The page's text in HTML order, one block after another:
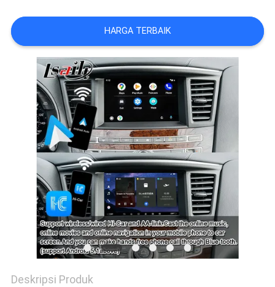
HUBUNGI
KAMI
BERITA
KASUS
SITEMAP
PRIVACY
POLICY
HARGA TERBAIK
Deskripsi Produk